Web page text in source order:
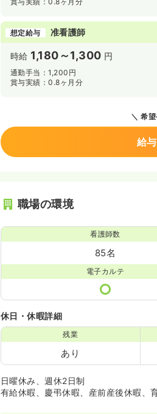
想定給与 准看護師
時給 1,180～1,300 円
通勤手当：1,200円
賞与実績：0.8ヶ月分
希
給
職場の環境
看護師数
85名
電子カルテ
休日・休暇詳細
残業
あり
日曜休み、週休2日制
有給休暇、慶弔休暇、産前産後休暇、